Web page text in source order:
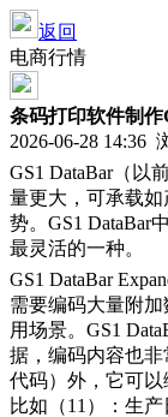
返回
电商行情
条码打印软件制作
2026-06-28 14:36
GS1 DataBar（以
量更大，可承载
势。GS1 DataBar
最灵活的一种。
GS1 DataBar
需要编码大量附
用场景。GS1
据，编码内容也
代码）外，它可以
比如（11）：生